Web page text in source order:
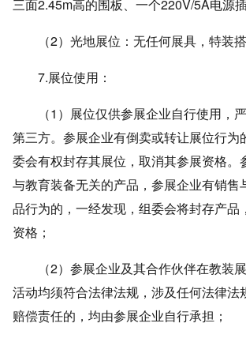
三面2.45m高的围板、一个220V/5A电源
（2）光地展位：无任何展具，特装搭
7.展位使用：
（1）展位仅供参展企业自行使用，
第三方。参展企业有倒卖或转让展位行为
委会有权封存其展位，取消其参展资格。
与教育装备无关的产品，参展企业有销售
品行为的，一经发现，组委会将封存产品
资格；
（2）参展企业及其合作伙伴在教装
活动均须符合法律法规，涉及任何法律法
赔偿责任的，均由参展企业自行承担；